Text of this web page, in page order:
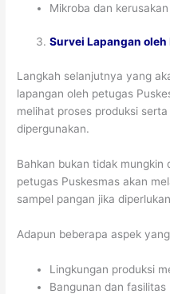
Mikroba dan
Survei Lapangan
Langkah selanjutnya yang
lapangan oleh petugas
melihat proses produksi
dipergunakan.
Bahkan bukan tidak mungkin
petugas Puskesmas akan
sampel pangan jika
Adapun beberapa aspek
Lingkungan produksi
Bangunan dan